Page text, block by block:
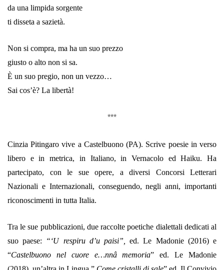
da una limpida sorgente
ti disseta a sazietà.
Non si compra, ma ha un suo prezzo
giusto o alto non si sa.
È un suo pregio, non un vezzo…
Sai cos’è? La libertà!
***
Cinzia Pitingaro vive a Castelbuono (PA). Scrive poesie in verso
libero e in metrica, in Italiano, in Vernacolo ed Haiku. Ha
partecipato, con le sue opere, a diversi Concorsi Letterari
Nazionali e Internazionali, conseguendo, negli anni, importanti
riconoscimenti in tutta Italia.
Tra le sue pubblicazioni, due raccolte poetiche dialettali dedicati al
suo paese: “‘U respiru d’u paisi”,ed. Le Madonie (2016) e
“Castelbuono nel cuore e…nnâ memoria” ed. Le Madonie